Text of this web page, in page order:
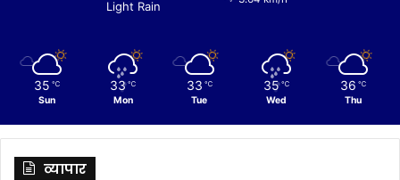
Light Rain
35 ℃
Sun
33 ℃
Mon
33 ℃
Tue
35 ℃
Wed
36 ℃
Thu
व्यापार